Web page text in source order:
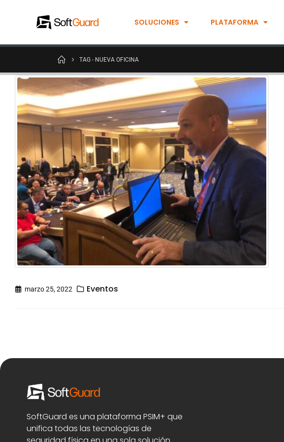
SOLUCIONES PLATAFORMA
TAG - NUEVA OFICINA
marzo 25, 2022 Eventos
SoftGuard es una plataforma PSIM+ que
unifica todas las tecnologías de